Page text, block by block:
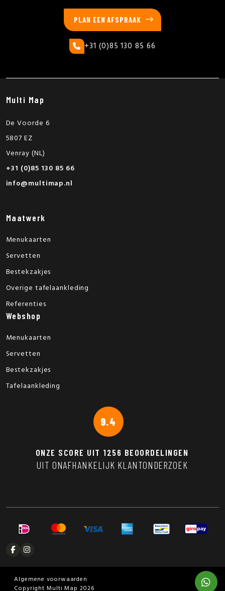
PLAN EEN AFSPRAAK
+31 (0)85 130 85 66
Multi Map
De Voorde 6
5807 EZ
Venray (NL)
+31 (0)85 130 85 66
info@multimap.nl
Maatwerk
Menukaarten
Servetten
Bestekzakjes
Overige tafelaankleding
Referenties
Webshop
Menukaarten
Servetten
Bestekzakjes
Tafelaankleding
9.4
ONZE SCORE UIT 1256 BEOORDELINGEN
UIT ONAFHANKELIJK KLANTONDERZOEK
Algemene voorwaarden
Copyright Multi Map 2026